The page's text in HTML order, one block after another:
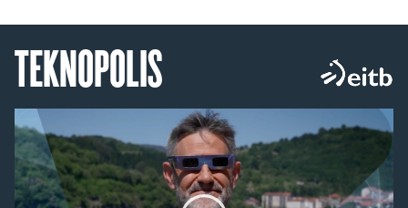
TEKNOPOLIS